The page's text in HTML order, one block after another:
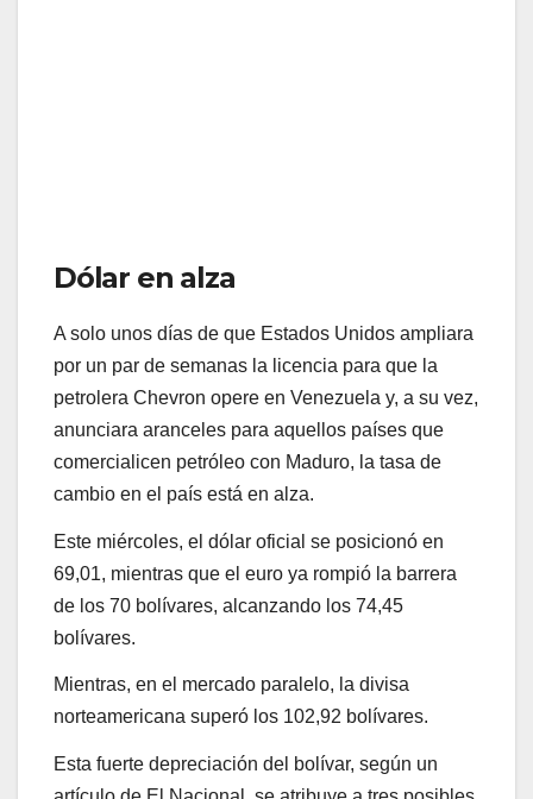
Dólar en alza
A solo unos días de que Estados Unidos ampliara
por un par de semanas la licencia para que la
petrolera Chevron opere en Venezuela y, a su vez,
anunciara aranceles para aquellos países que
comercialicen petróleo con Maduro, la tasa de
cambio en el país está en alza.
Este miércoles, el dólar oficial se posicionó en
69,01, mientras que el euro ya rompió la barrera
de los 70 bolívares, alcanzando los 74,45
bolívares.
Mientras, en el mercado paralelo, la divisa
norteamericana superó los 102,92 bolívares.
Esta fuerte depreciación del bolívar, según un